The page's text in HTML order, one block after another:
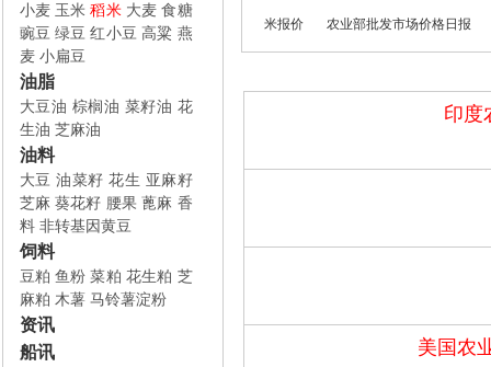
小麦 玉米 稻米 大麦 食糖
豌豆 绿豆 红小豆 高粱 燕
麦 小扁豆
油脂
大豆油 棕榈油 菜籽油 花
生油 芝麻油
油料
大豆 油菜籽 花生 亚麻籽
芝麻 葵花籽 腰果 蓖麻 香
料 非转基因黄豆
饲料
豆粕 鱼粉 菜粕 花生粕 芝
麻粕 木薯 马铃薯淀粉
资讯
船讯
米报价 农业部批发市场价格日报
印度
美国农